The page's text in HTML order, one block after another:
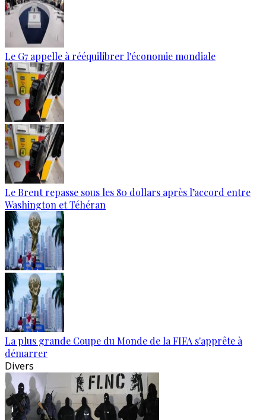
Le G7 appelle à rééquilibrer l'économie mondiale
Le Brent repasse sous les 80 dollars après l’accord entre
Washington et Téhéran
La plus grande Coupe du Monde de la FIFA s'apprête à
démarrer
Divers